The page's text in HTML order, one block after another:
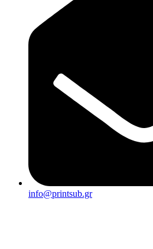
info@printsub.gr